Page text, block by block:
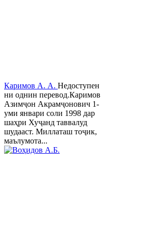
Каримов А. А. Недоступен
ни однин перевод.Каримов
Азимҷон Акрамҷонович 1-
уми январи соли 1998 дар
шаҳри Хуҷанд таввалуд
шудааст. Миллаташ тоҷик,
маълумота...